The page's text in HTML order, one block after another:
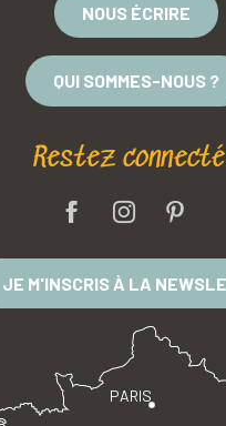
NOUS ÉCRIRE
QUI SOMMES-NOUS ?
Restez
JE M'INSCRIS À LA
PARIS